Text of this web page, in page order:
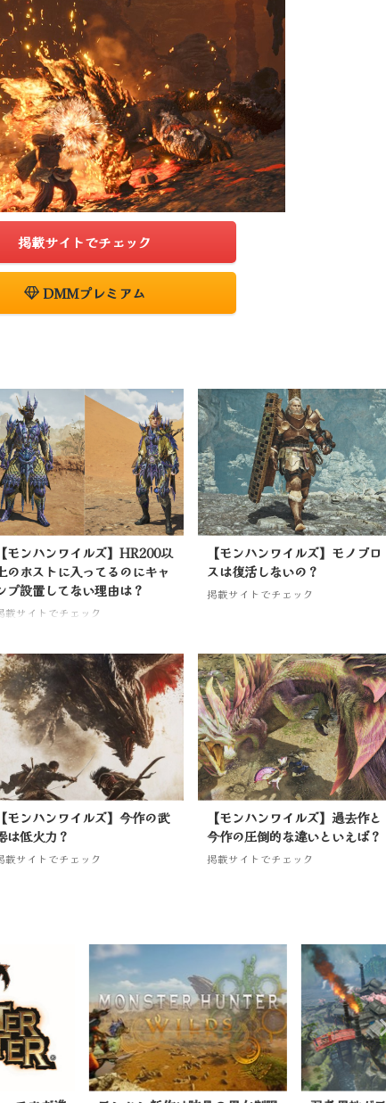
掲載サイトでチェック
DMMプレミアム
【モンハンワイルズ】HR200以
のホストに入ってるのにキャ
プ設置してない理由は？
載サイトでチェック
【モンハンワイルズ】モノブロ
スは復活しないの？
掲載サイトでチェック
【モンハンワイルズ】今作の武
は低火力？
載サイトでチェック
【モンハンワイルズ】過去作と
今作の圧倒的な違いといえば？
掲載サイトでチェック